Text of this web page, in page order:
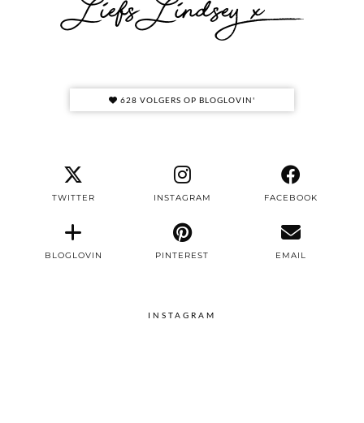
628 VOLGERS OP BLOGLOVIN'
TWITTER INSTAGRAM FACEBOOK
BLOGLOVIN PINTEREST EMAIL
INSTAGRAM